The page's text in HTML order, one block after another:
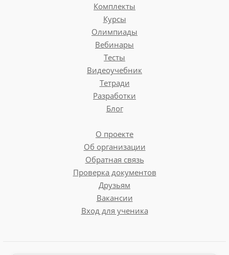
Комплекты
Курсы
Олимпиады
Вебинары
Тесты
Видеоучебник
Тетради
Разработки
Блог
О проекте
Об организации
Обратная связь
Проверка документов
Друзьям
Вакансии
Вход для ученика